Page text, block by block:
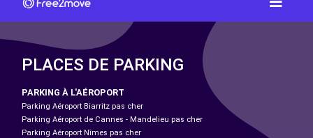
PLACES DE PARKING
PARKING À L'AÉROPORT
Parking Aéroport Biarritz pas cher
Parking Aéroport de Cannes - Mandelieu pas cher
Parking Aéroport Nîmes pas cher